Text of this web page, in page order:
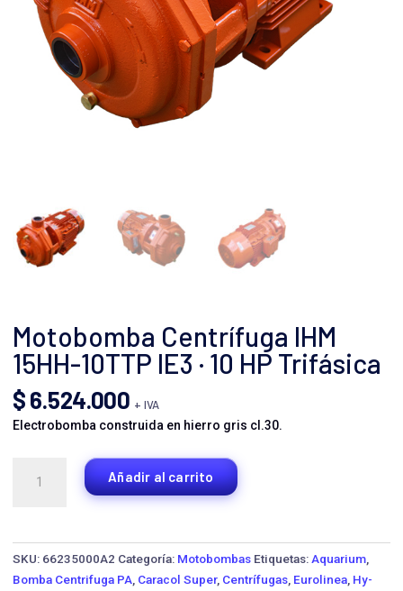
Motobomba Centrífuga IHM
15HH-10TTP IE3 · 10 HP Trifásica
$6.524.000 + IVA
Electrobomba construida en hierro gris cl.30.
Centrífuga
Añadir al carrito
SKU: 66235000A2 Categoría: Motobombas Etiquetas: Aquarium
Bomba Centrifuga PA Caracol Super, Centrífugas Eurolinea Hy-